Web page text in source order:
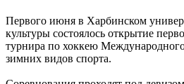
Первого июня в Харбинском
культуры состоялось открытие
турнира по хоккею
зимних видов спорта.